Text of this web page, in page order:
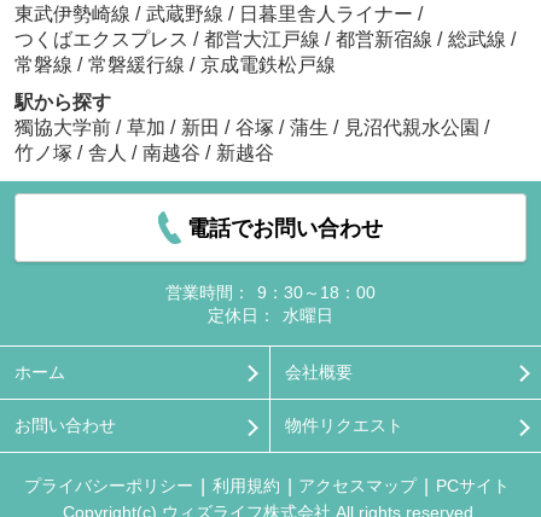
東武伊勢崎線 / 武蔵野線 / 日暮里舎人ライナー /
つくばエクスプレス / 都営大江戸線 / 都営新宿線 / 総武線 /
常磐線 / 常磐緩行線 / 京成電鉄松戸線
駅から探す
獨協大学前 / 草加 / 新田 / 谷塚 / 蒲生 / 見沼代親水公園 /
竹ノ塚 / 舎人 / 南越谷 / 新越谷
電話でお問い合わせ
営業時間：
9：30～18：00
定休日：
水曜日
ホーム 会社概要
お問い合わせ 物件リクエスト
プライバシーポリシー 利用規約 アクセスマップ
PCサイト
Copyright(c) ウィズライフ株式会社 All rights reserved.